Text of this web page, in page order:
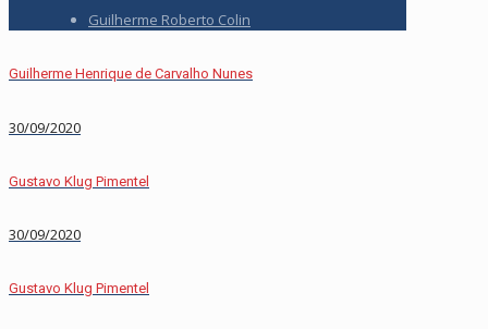
Guilherme Roberto Colin
Guilherme Henrique de Carvalho Nunes
30/09/2020
Gustavo Klug Pimentel
30/09/2020
Gustavo Klug Pimentel